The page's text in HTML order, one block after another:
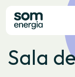
Tarifas
Sala